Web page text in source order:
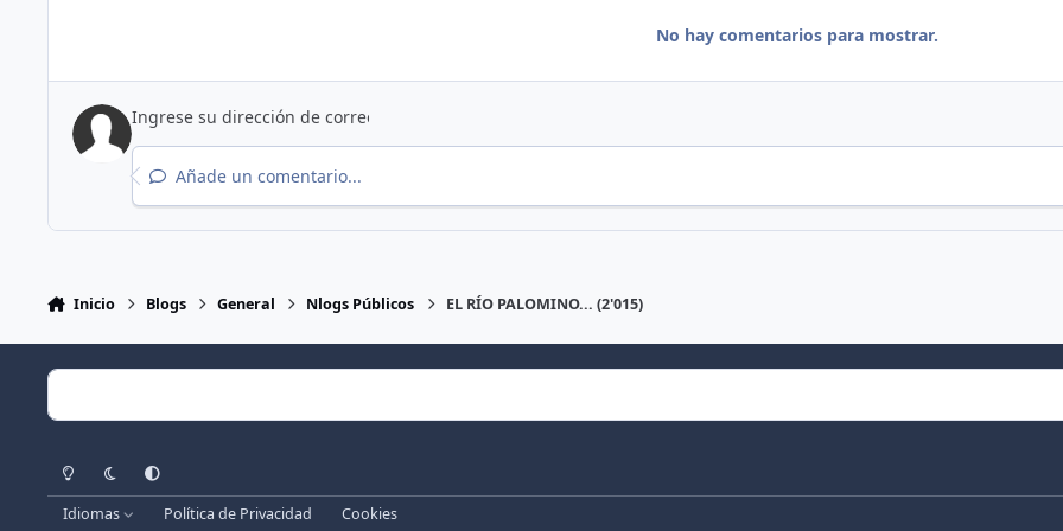
No hay comentarios para mostrar.
Añade un comentario...
Inicio Blogs General Nlogs Públicos EL RÍO PALOMINO... (2'015)
Light ModeDark ModeSystem Preference
Idiomas Política de Privacidad Cookies